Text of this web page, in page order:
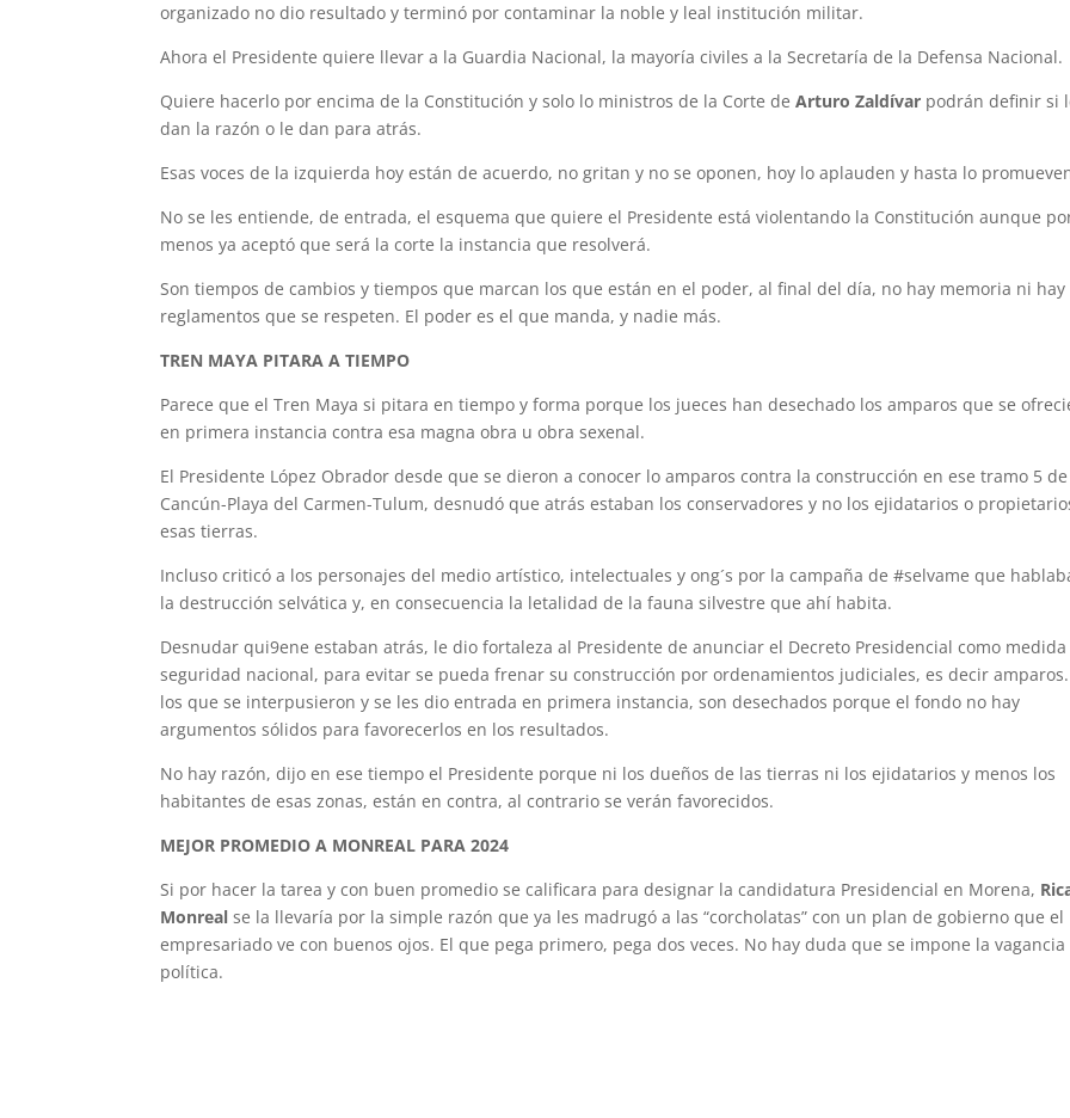
organizado no dio resultado y terminó por contaminar la noble y leal institución militar.
Ahora el Presidente quiere llevar a la Guardia Nacional, la mayoría civiles a la Secretaría de la Defensa Nacional.
Quiere hacerlo por encima de la Constitución y solo lo ministros de la Corte deArturo Zaldívar podrán definir si
dan la razón o le dan para atrás.
Esas voces de la izquierda hoy están de acuerdo, no gritan y no se oponen, hoy lo aplauden y hasta lo
No se les entiende, de entrada, el esquema que quiere el Presidente está violentando la Constitución aunque
menos ya aceptó que será la corte la instancia que resolverá.
Son tiempos de cambios y tiempos que marcan los que están en el poder, al final del día, no hay memoria ni hay
reglamentos que se respeten. El poder es el que manda, y nadie más.
TREN MAYA PITARA A TIEMPO
Parece que el Tren Maya si pitara en tiempo y forma porque los jueces han desechado los amparos que se
en primera instancia contra esa magna obra u obra sexenal.
El Presidente López Obrador desde que se dieron a conocer lo amparos contra la construcción en ese tramo 5 de
Cancún-Playa del Carmen-Tulum, desnudó que atrás estaban los conservadores y no los ejidatarios o
esas tierras.
Incluso criticó a los personajes del medio artístico, intelectuales y ong´s por la campaña de #selvame que
la destrucción selvática y, en consecuencia la letalidad de la fauna silvestre que ahí habita.
Desnudar qui9ene estaban atrás, le dio fortaleza al Presidente de anunciar el Decreto Presidencial como medida
seguridad nacional, para evitar se pueda frenar su construcción por ordenamientos judiciales, es decir
los que se interpusieron y se les dio entrada en primera instancia, son desechados porque el fondo no hay
argumentos sólidos para favorecerlos en los resultados.
No hay razón, dijo en ese tiempo el Presidente porque ni los dueños de las tierras ni los ejidatarios y menos los
habitantes de esas zonas, están en contra, al contrario se verán favorecidos.
MEJOR PROMEDIO A MONREAL PARA 2024
Si por hacer la tarea y con buen promedio se calificara para designar la candidatura Presidencial en Morena,
Monreal se la llevaría por la simple razón que ya les madrugó a las “corcholatas” con un plan de gobierno que el
empresariado ve con buenos ojos. El que pega primero, pega dos veces. No hay duda que se impone la vagancia
política.